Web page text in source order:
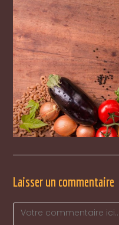
Laisser un commentaire
Comment